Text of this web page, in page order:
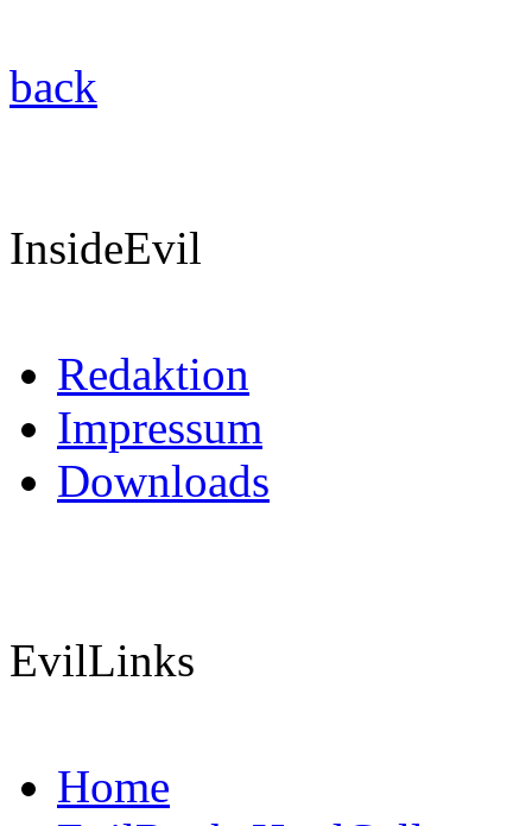
back
InsideEvil
Redaktion
Impressum
Downloads
EvilLinks
Home